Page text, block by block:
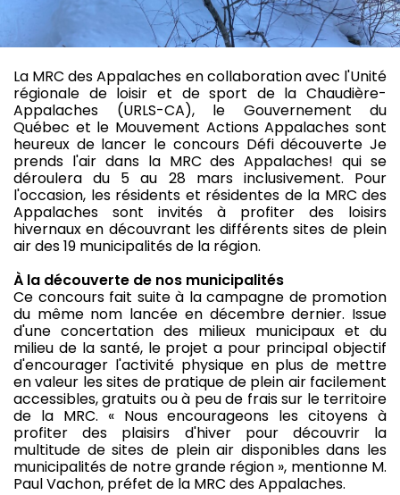
La MRC des Appalaches en collaboration avec l'Unité
régionale de loisir et de sport de la Chaudière-
Appalaches (URLS-CA), le Gouvernement du
Québec et le Mouvement Actions Appalaches sont
heureux de lancer le concours Défi découverte Je
prends l'air dans la MRC des Appalaches! qui se
déroulera du 5 au 28 mars inclusivement. Pour
l'occasion, les résidents et résidentes de la MRC des
Appalaches sont invités à profiter des loisirs
hivernaux en découvrant les différents sites de plein
air des 19 municipalités de la région.
À la découverte de nos municipalités
Ce concours fait suite à la campagne de promotion
du même nom lancée en décembre dernier. Issue
d'une concertation des milieux municipaux et du
milieu de la santé, le projet a pour principal objectif
d'encourager l'activité physique en plus de mettre
en valeur les sites de pratique de plein air facilement
accessibles, gratuits ou à peu de frais sur le territoire
de la MRC. « Nous encourageons les citoyens à
profiter des plaisirs d'hiver pour découvrir la
multitude de sites de plein air disponibles dans les
municipalités de notre grande région », mentionne M.
Paul Vachon, préfet de la MRC des Appalaches.